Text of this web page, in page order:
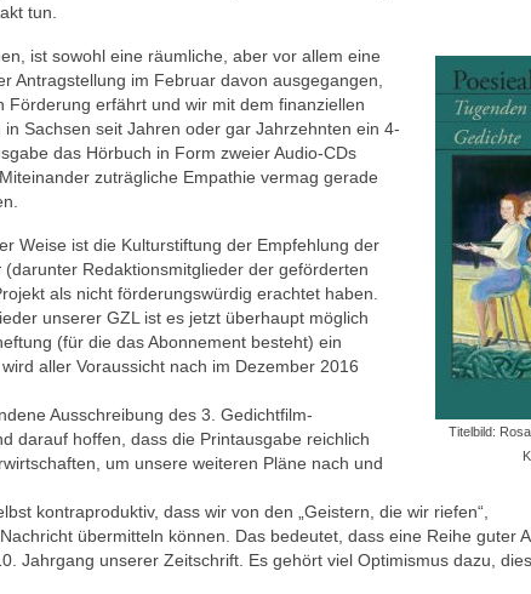
tun.
Titelbild:
ist sowohl eine räumliche, aber vor allem eine
Antragstellung im Februar davon ausgegangen,
erfährt und wir mit dem finanziellen
Sachsen seit Jahren oder gar Jahrzehnten ein 4-
das Hörbuch in Form zweier Audio-CDs
zuträgliche Empathie vermag gerade
Weise ist die Kulturstiftung der Empfehlung der
(darunter Redaktionsmitglieder der geförderten
als nicht förderungswürdig erachtet haben.
unserer GZL ist es jetzt überhaupt möglich
(für die das Abonnement besteht) ein
aller Voraussicht nach im Dezember 2016
Ausschreibung des 3. Gedichtfilm-
darauf hoffen, dass die Printausgabe reichlich
um unsere weiteren Pläne nach und
kontraproduktiv, dass wir von den „Geistern, die wir riefen“,
übermitteln können. Das bedeutet, dass eine Reihe guter
Jahrgang unserer Zeitschrift. Es gehört viel Optimismus dazu,